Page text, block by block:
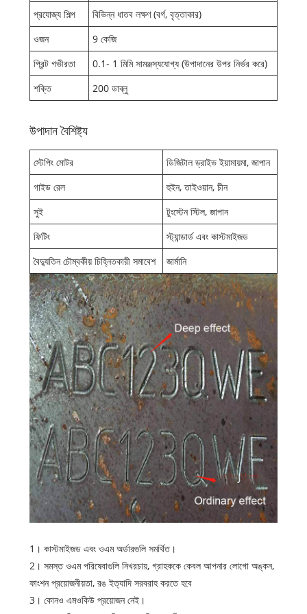
প্রযোজ্য শিল্প
বিভিন্ন ধাতব লক্ষণ (বর্গ, বৃত্তাকার)
ওজন
9 কেজি
প্রিন্ট গভীরতা
0.1- 1 মিমি সামঞ্জস্যযোগ্য (উপাদানের উপর নির্ভর করে)
শক্তি
200 ডাব্লু
উপাদান বৈশিষ্ট্য
স্টেপিং মোটর
ডিজিটাল ড্রাইভ ইয়ামায়মা, জাপান
গাইড রেল
হুইন, তাইওয়ান, চীন
সুই
টুংস্টেন স্টিল, জাপান
ফিটিং
স্ট্যান্ডার্ড এবং কাস্টমাইজড
বৈদ্যুতিন চৌম্বকীয় চিহ্নিতকারী সমাবেশ
জার্মানি
1। কাস্টমাইজড এবং ওএম অর্ডারগুলি সমর্থিত।
2। সমস্ত ওএম পরিষেবাগুলি নিখরচায়, গ্রাহককে কেবল আপনার লোগো অঙ্কন,
ফাংশন প্রয়োজনীয়তা, রঙ ইত্যাদি সরবরাহ করতে হবে
3। কোনও এমওকিউ প্রয়োজন নেই।